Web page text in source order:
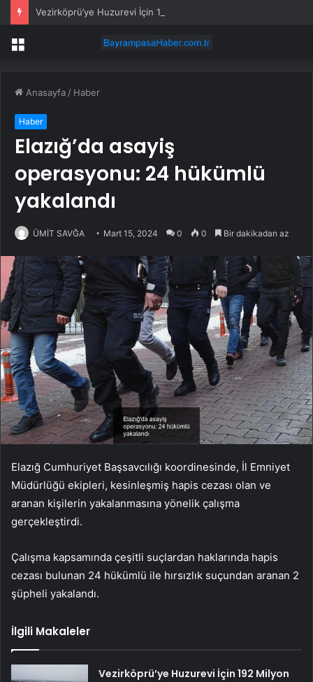
Vezirköprü’ye Huzurevi İçin 192 Milyon Lira
Menü
Anasayfa / Haber
Haber
Elazığ’da asayiş
operasyonu: 24 hükümlü
yakalandı
ÜMİT SAVĞA Mart 15, 2024 0 0 Bir dakikadan az
Elazığ Cumhuriyet Başsavcılığı koordinesinde, İl Emniyet
Müdürlüğü ekipleri, kesinleşmiş hapis cezası olan ve
aranan kişilerin yakalanmasına yönelik çalışma
gerçekleştirdi.
Çalışma kapsamında çeşitli suçlardan haklarında hapis
cezası bulunan 24 hükümlü ile hırsızlık suçundan aranan 2
şüpheli yakalandı.
İlgili Makaleler
Vezirköprü’ye Huzurevi İçin 192 Milyon